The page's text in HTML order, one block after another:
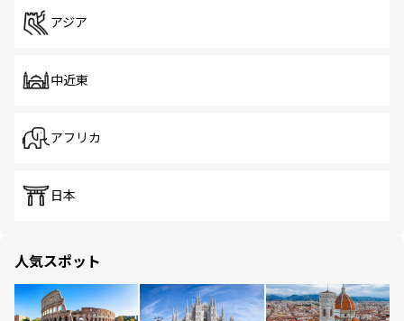
アジア
中近東
アフリカ
日本
人気スポット